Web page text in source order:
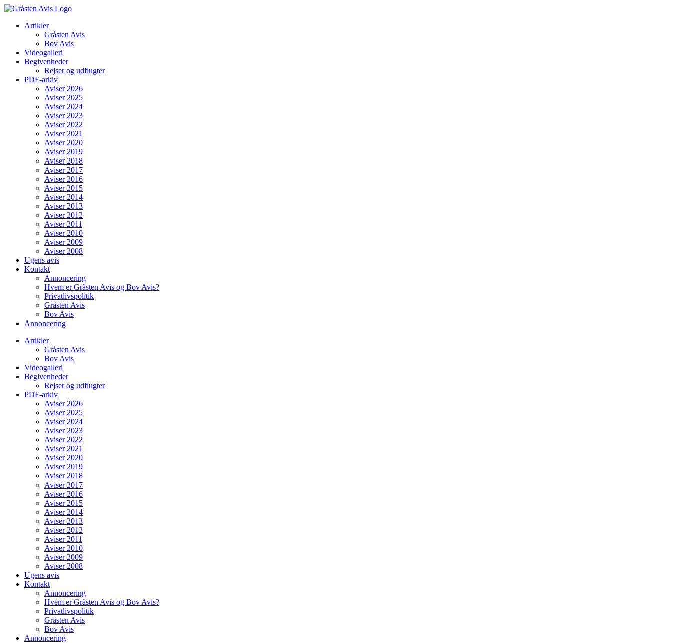
Skip
contentArtikler
Gråsten Avis
Bov Avis
Videogalleri
Begivenheder
Rejser og udflugter
PDF-arkiv
Aviser 2026
Aviser 2025
Aviser 2024
Aviser 2023
Aviser 2022
Aviser 2021
Aviser 2020
Aviser 2019
Aviser 2018
Aviser 2017
Aviser 2016
Aviser 2015
Aviser 2014
Aviser 2013
Aviser 2012
Aviser 2011
Aviser 2010
Aviser 2009
Aviser 2008
Ugens avis
Kontakt
Annoncering
Hvem er Gråsten Avis og Bov Avis?
Privatlivspolitik
Gråsten Avis
Bov Avis
Annoncering
Artikler
Gråsten Avis
Bov Avis
Videogalleri
Begivenheder
Rejser og udflugter
PDF-arkiv
Aviser 2026
Aviser 2025
Aviser 2024
Aviser 2023
Aviser 2022
Aviser 2021
Aviser 2020
Aviser 2019
Aviser 2018
Aviser 2017
Aviser 2016
Aviser 2015
Aviser 2014
Aviser 2013
Aviser 2012
Aviser 2011
Aviser 2010
Aviser 2009
Aviser 2008
Ugens avis
Kontakt
Annoncering
Hvem er Gråsten Avis og Bov Avis?
Privatlivspolitik
Gråsten Avis
Bov Avis
Annoncering